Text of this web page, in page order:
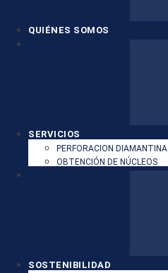
QUIÉNES SOMOS
SERVICIOS
PERFORACION DIAMANTINA
OBTENCIÓN DE NÚCLEOS
SOSTENIBILIDAD